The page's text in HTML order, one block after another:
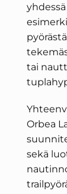
tai
Orbea
sekä